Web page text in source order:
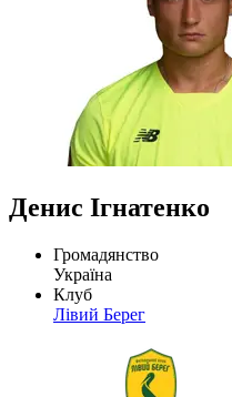
Денис Ігнатенко
Громадянство
Україна
Клуб
Лівий Берег